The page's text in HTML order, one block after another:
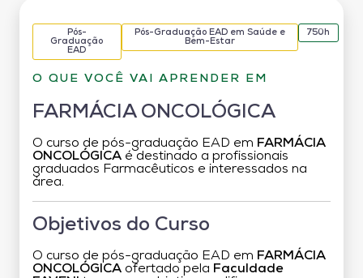
Pós-
Graduação
EAD
Pós-Graduação EAD em Saúde e
Bem-Estar
750h
O QUE VOCÊ VAI APRENDER EM
FARMÁCIA ONCOLÓGICA
O curso de pós-graduação EAD em FARMÁCIA
ONCOLÓGICA é destinado a profissionais
graduados Farmacêuticos e interessados na
área.
Objetivos do Curso
O curso de pós-graduação EAD em FARMÁCIA
ONCOLÓGICA ofertado pela Faculdade